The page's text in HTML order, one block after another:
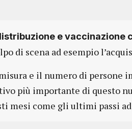
e vaccinazione
di scena ad esempio
e il numero di persone
più importante di questo
mesi come gli ultimi passi